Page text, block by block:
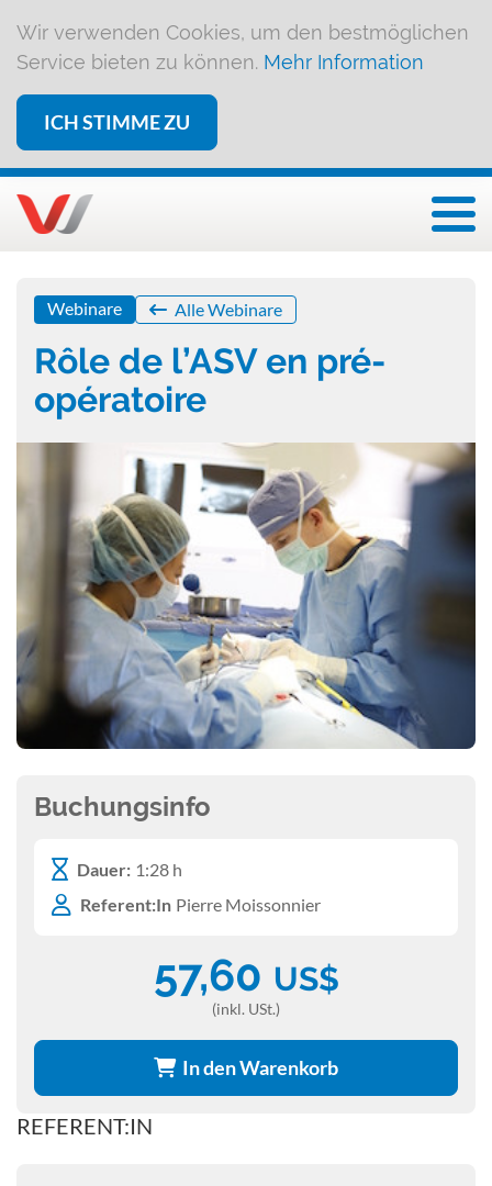
Wir verwenden Cookies, um den bestmöglichen
Service bieten zu können. Mehr Information
ICH STIMME ZU
Webinare Alle Webinare
Rôle de l’ASV en pré-
opératoire
REFERENT:IN
Buchungsinfo
Dauer: 1:28 h
Referent:In Pierre Moissonnier
57,60 US$
(inkl. USt.)
In den Warenkorb